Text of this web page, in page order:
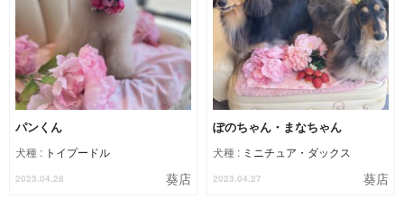
パンくん
犬種 : トイプードル
2023.04.28 葵店
ぽのちゃん・まなちゃん
犬種 : ミニチュア・ダックス
2023.04.27 葵店